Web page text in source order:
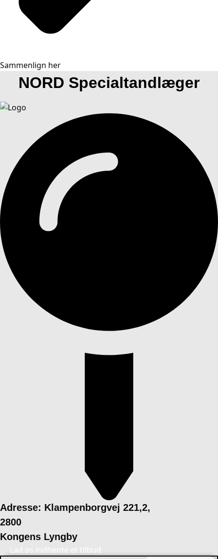
Sammenlign her
NORD Specialtandlæger
Adresse: Klampenborgvej 221,2,
2800
Kongens Lyngby
Lad os indhente et tilbud